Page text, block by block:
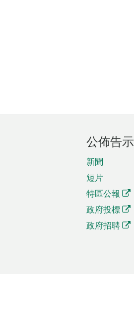
公佈告示
新聞
短片
特區公報
政府投標
政府招聘